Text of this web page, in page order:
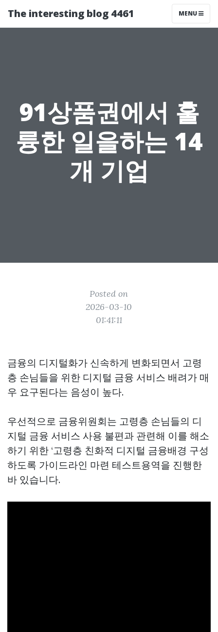
The interesting blog 4461 MENU
91상품권에서 훌
륭한 일을하는 14
개 기업
Posted on
2026-03-10
01:41:11
금융의 디지털화가 신속하게 변화되면서 고령
층 손님들을 위한 디지털 금융 서비스 배려가 매
우 요구된다는 음성이 높다.
우선적으로 금융위원회는 고령층 손님들의 디
지털 금융 서비스 사용 불편과 관련해 이를 해소
하기 위한 ‘고령층 친화적 디지털 금융배경 구성
하도록 가이드라인 마련 테스트용역을 진행한
바 있습니다.